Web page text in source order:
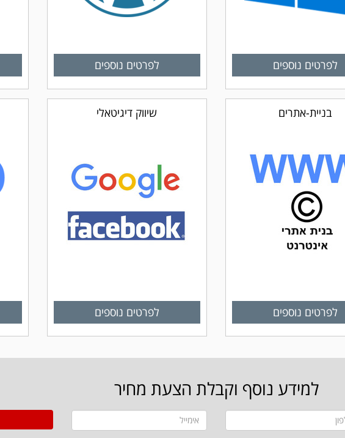
לפרטים נוספים לפרטים נוספים
בניית-אתרים
לפרטים נוספים
שיווק דיגיטאלי
לפרטים נוספים
למידע נוסף וקבלת הצעת מחיר